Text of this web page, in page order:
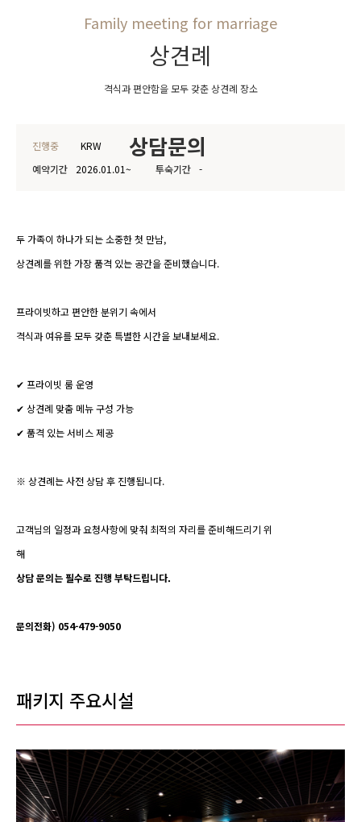
Family meeting for marriage
상견례
격식과 편안함을 모두 갖춘 상견례 장소
진행중 KRW 상담문의
예약기간 2026.01.01~ 투숙기간 -
두 가족이 하나가 되는 소중한 첫 만남,
상견례를 위한 가장 품격 있는 공간을 준비했습니다.
프라이빗하고 편안한 분위기 속에서
격식과 여유를 모두 갖춘 특별한 시간을 보내보세요.
✔ 프라이빗 룸 운영
✔ 상견례 맞춤 메뉴 구성 가능
✔ 품격 있는 서비스 제공
※ 상견례는 사전 상담 후 진행됩니다.
고객님의 일정과 요청사항에 맞춰 최적의 자리를 준비해드리기 위
해
상담 문의는 필수로 진행 부탁드립니다.
문의전화) 054-479-9050
패키지 주요시설